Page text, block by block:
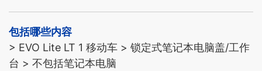
包括哪些内容
> EVO Lite LT 1 移动车 > 锁定式笔记本电脑盖/工作
台 > 不包括笔记本电脑